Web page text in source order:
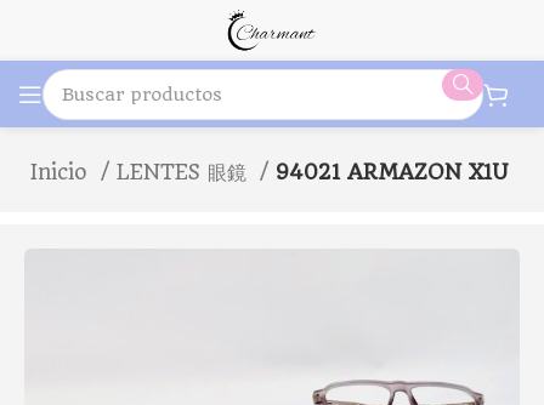
Inicio LENTES 眼鏡 94021 ARMAZON X1U